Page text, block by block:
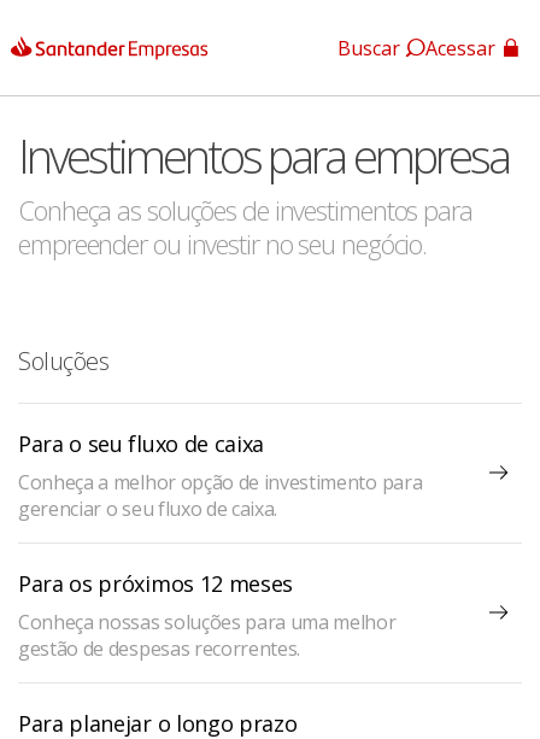
App Santander
App Santander Empresas
Buscar Acessar
Investimentos para empresa
Conheça as soluções de investimentos para
empreender ou investir no seu negócio.
Soluções
Para o seu fluxo de caixa
Conheça a melhor opção de investimento para
gerenciar o seu fluxo de caixa.
Para os próximos 12 meses
Conheça nossas soluções para uma melhor
gestão de despesas recorrentes.
Para planejar o longo prazo